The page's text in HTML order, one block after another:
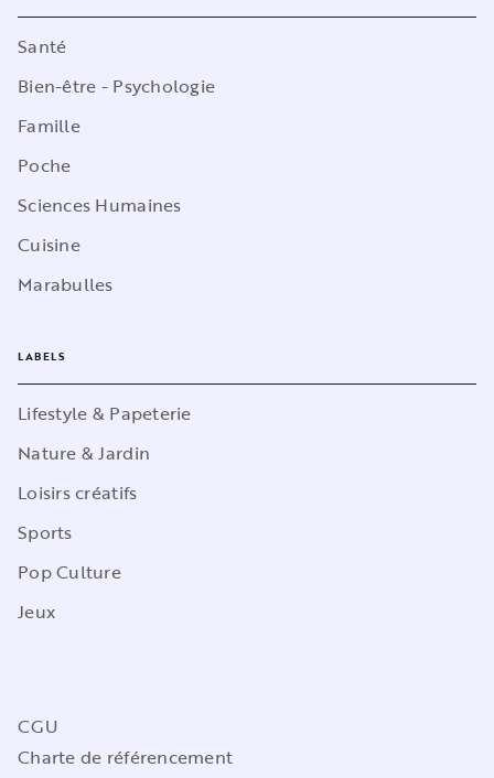
Santé
Bien-être - Psychologie
Famille
Poche
Sciences Humaines
Cuisine
Marabulles
LABELS
Lifestyle & Papeterie
Nature & Jardin
Loisirs créatifs
Sports
Pop Culture
Jeux
CGU
Charte de référencement